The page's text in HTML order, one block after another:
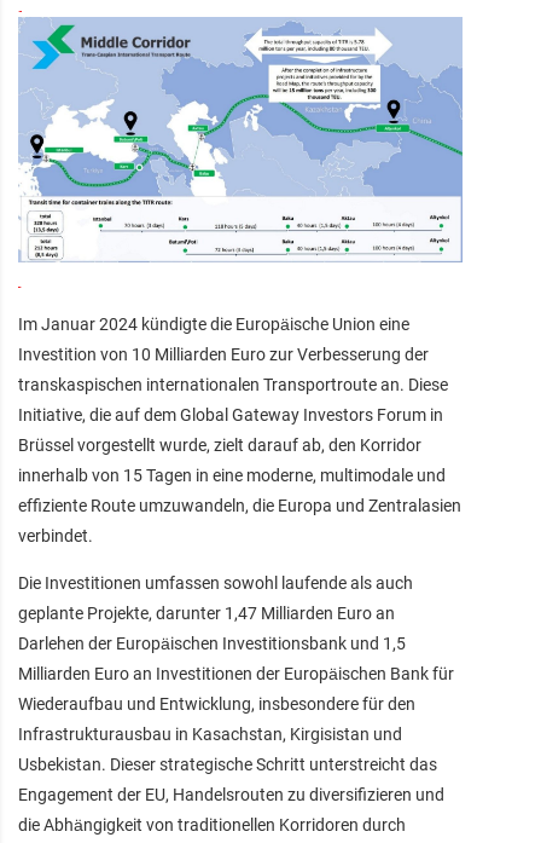
Im Januar 2024 kündigte die Europäische Union eine
Investition von 10 Milliarden Euro zur Verbesserung der
transkaspischen internationalen Transportroute an. Diese
Initiative, die auf dem Global Gateway Investors Forum in
Brüssel vorgestellt wurde, zielt darauf ab, den Korridor
innerhalb von 15 Tagen in eine moderne, multimodale und
effiziente Route umzuwandeln, die Europa und Zentralasien
verbindet.
Die Investitionen umfassen sowohl laufende als auch
geplante Projekte, darunter 1,47 Milliarden Euro an
Darlehen der Europäischen Investitionsbank und 1,5
Milliarden Euro an Investitionen der Europäischen Bank für
Wiederaufbau und Entwicklung, insbesondere für den
Infrastrukturausbau in Kasachstan, Kirgisistan und
Usbekistan. Dieser strategische Schritt unterstreicht das
Engagement der EU, Handelsrouten zu diversifizieren und
die Abhängigkeit von traditionellen Korridoren durch